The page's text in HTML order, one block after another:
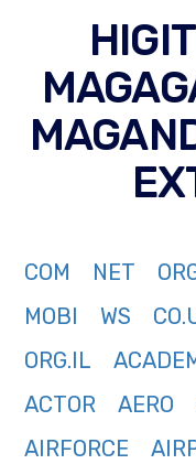
COM NET
MOBI
WS
ORG.IL
ACTOR
AERO
AIRFORCE